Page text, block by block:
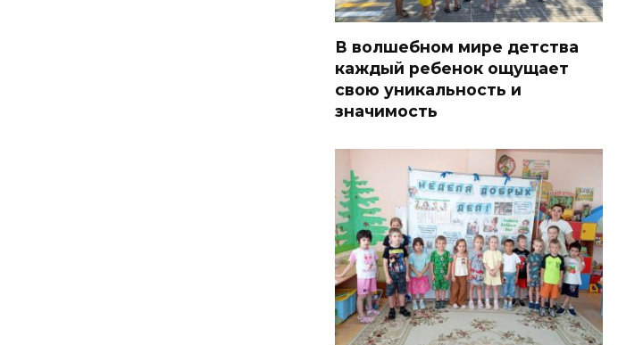
В волшебном мире детства
каждый ребенок ощущает
свою уникальность и
значимость